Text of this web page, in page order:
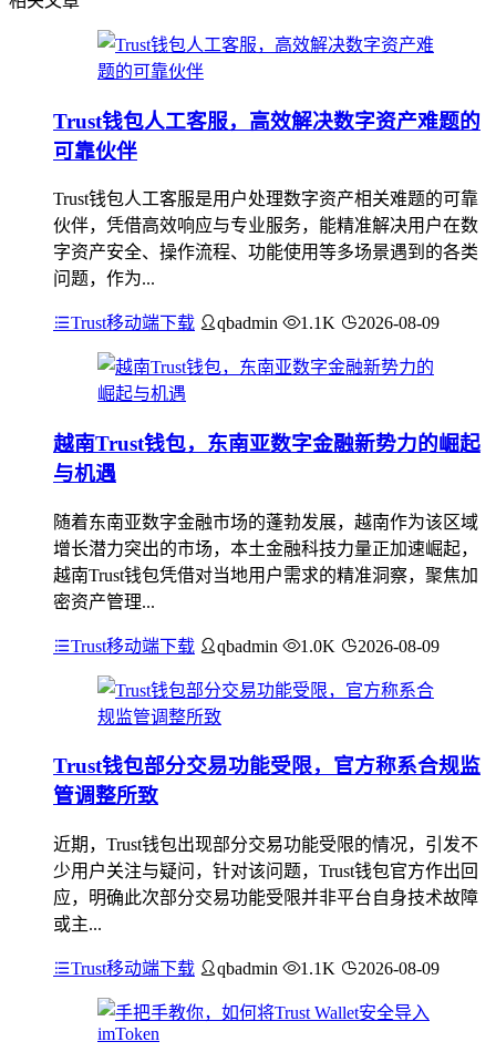
Trust钱包人工客服，高效解决数字资产难题的
可靠伙伴
Trust钱包人工客服是用户处理数字资产相关难题的可靠
伙伴，凭借高效响应与专业服务，能精准解决用户在数
字资产安全、操作流程、功能使用等多场景遇到的各类
问题，作为...
Trust移动端下载 qbadmin 1.1K 2026-08-09
越南Trust钱包，东南亚数字金融新势力的崛起
与机遇
随着东南亚数字金融市场的蓬勃发展，越南作为该区域
增长潜力突出的市场，本土金融科技力量正加速崛起，
越南Trust钱包凭借对当地用户需求的精准洞察，聚焦加
密资产管理...
Trust移动端下载 qbadmin 1.0K 2026-08-09
Trust钱包部分交易功能受限，官方称系合规监
管调整所致
近期，Trust钱包出现部分交易功能受限的情况，引发不
少用户关注与疑问，针对该问题，Trust钱包官方作出回
应，明确此次部分交易功能受限并非平台自身技术故障
或主...
Trust移动端下载 qbadmin 1.1K 2026-08-09